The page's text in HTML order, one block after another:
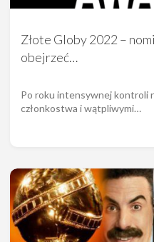
Złote Globy 2022 –
obejrzeć…
Po roku intensywnej kontroli
członkostwa i wątpliwymi…